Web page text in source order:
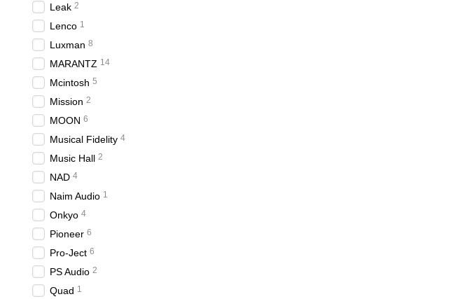
Leak 2
Lenco 1
Luxman 8
MARANTZ 14
Mcintosh 5
Mission 2
MOON 6
Musical Fidelity 4
Music Hall 2
NAD 4
Naim Audio 1
Onkyo 4
Pioneer 6
Pro-Ject 6
PS Audio 2
Quad 1